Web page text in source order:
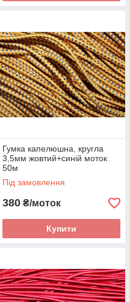
Гумка капелюшна, кругла
3,5мм жовтий+синій моток
50м
Під замовлення
380 ₴/моток
Купити